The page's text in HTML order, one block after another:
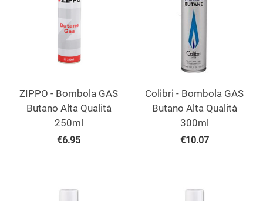
ZIPPO - Bombola GAS
Butano Alta Qualità
250ml
€6.95
Colibri - Bombola GAS
Butano Alta Qualità
300ml
€10.07